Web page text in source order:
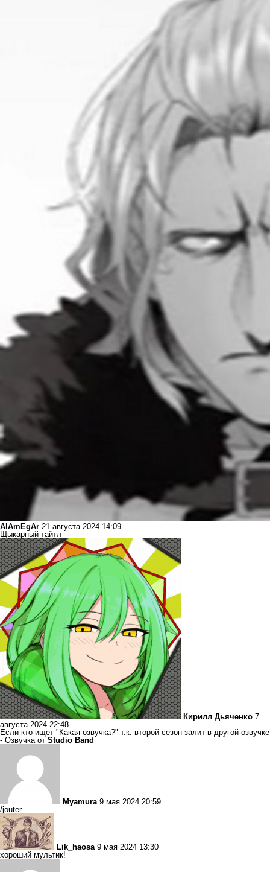
AlAmEgAr 21 августа 2024 14:09
Щыкарный тайтл
Кирилл Дьяченко 7
августа 2024 22:48
Если кто ищет "Какая озвучка?" т.к. второй сезон залит в другой озвучке
- Озвучка от Studio Band
Myamura 9 мая 2024 20:59
/jouter
Lik_haosa 9 мая 2024 13:30
хороший мультик!